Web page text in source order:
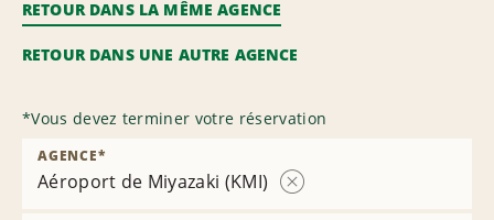
RETOUR DANS LA MÊME AGENCE
RETOUR DANS UNE AUTRE AGENCE
*Vous devez terminer votre réservation
Aéroport de Miyazaki (KMI)
AGENCE*